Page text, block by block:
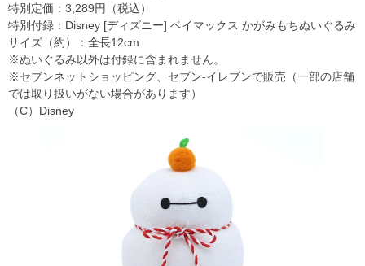
特別定価：3,289円（税込）
特別付録：Disney [ディズニー] ベイマックス かがみもちぬいぐるみ
サイズ（約）：全長12cm
※ぬいぐるみ以外は付録に含まれません。
※セブンネットショッピング、セブン‐イレブンで販売（一部の店舗
では取り扱いがない場合があります）
（C）Disney